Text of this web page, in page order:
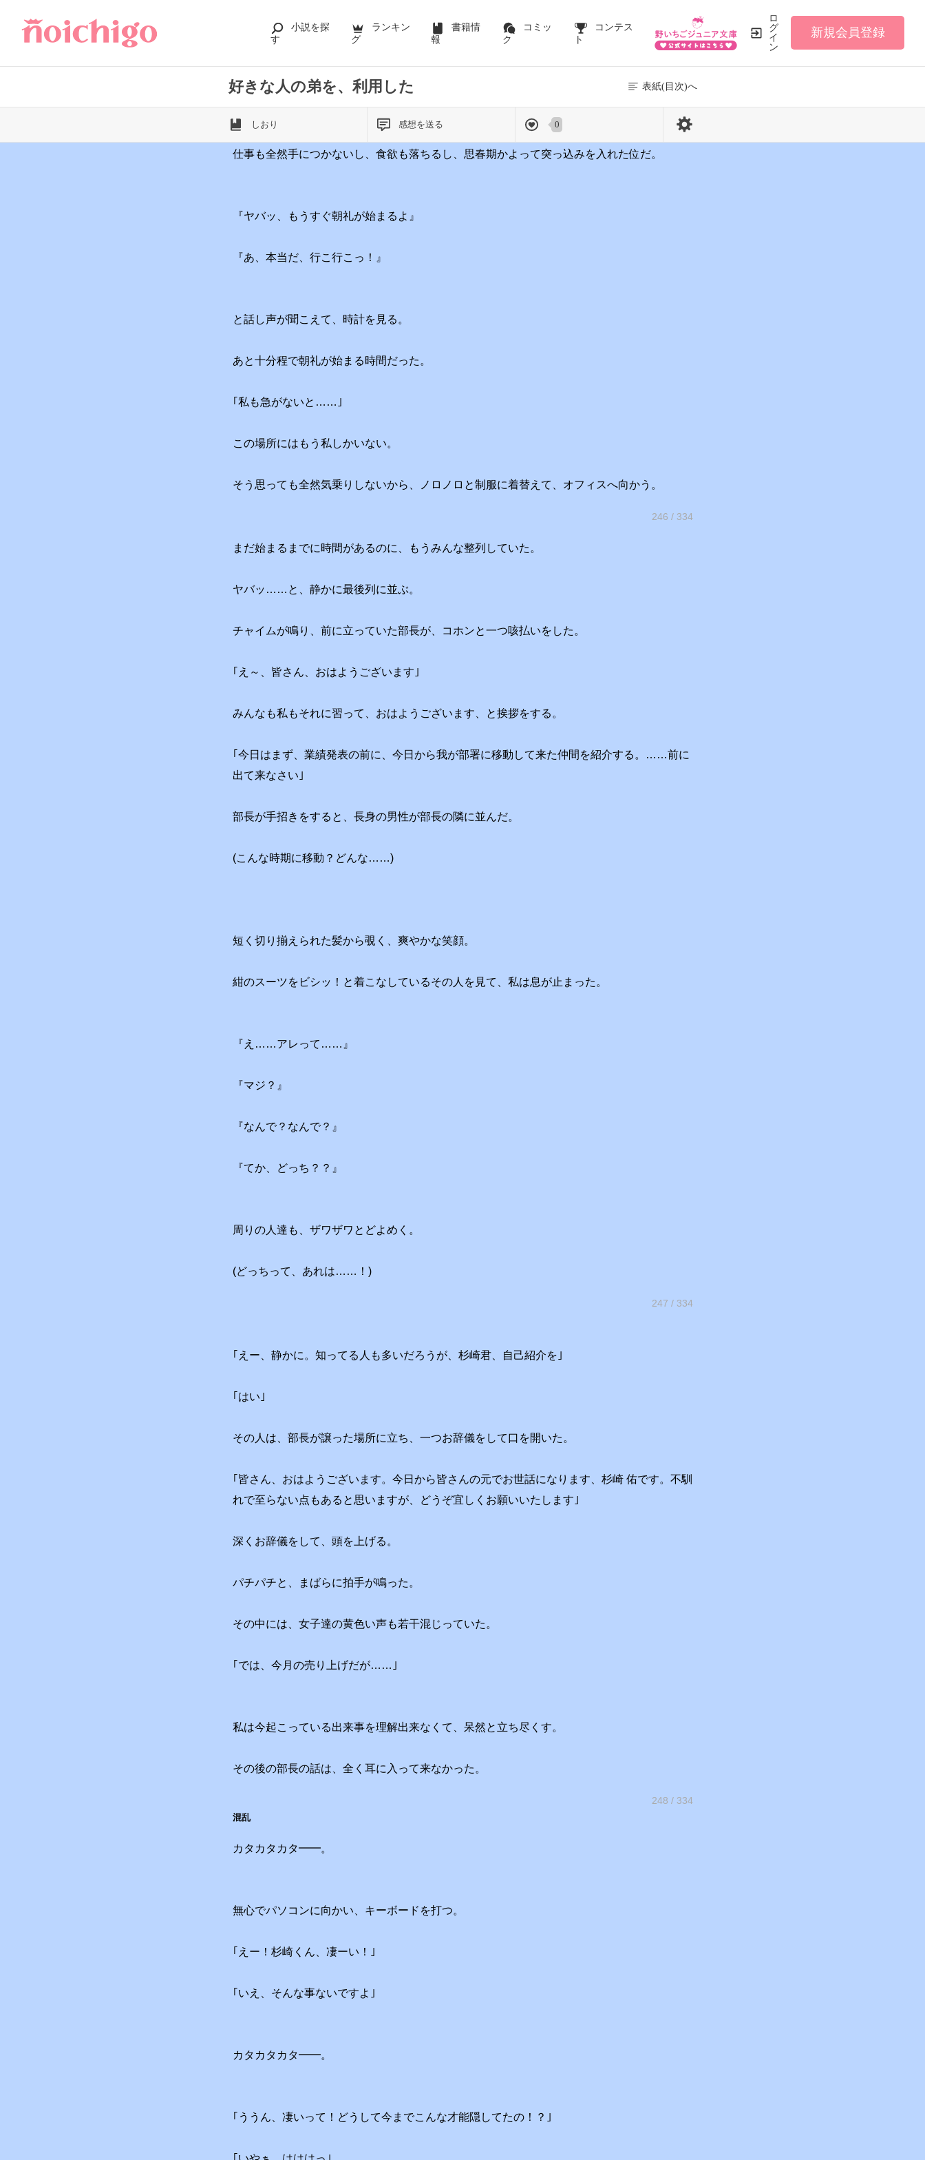
小説を探
す
ランキン
グ
書籍情
報
コミッ
ク
コンテス
ト
ロ
グ
イ
ン
新規会員登録
好きな人の弟を、利用した 表紙(目次)へ
しおり 感想を送る 0 245 / 334
仕事も全然手につかないし、食欲も落ちるし、思春期かよって突っ込みを入れた位だ。
『ヤバッ、もうすぐ朝礼が始まるよ』
『あ、本当だ、行こ行こっ！』
と話し声が聞こえて、時計を見る。
あと十分程で朝礼が始まる時間だった。
｢私も急がないと……｣
この場所にはもう私しかいない。
そう思っても全然気乗りしないから、ノロノロと制服に着替えて、オフィスへ向かう。
246 / 334
まだ始まるまでに時間があるのに、もうみんな整列していた。
ヤバッ……と、静かに最後列に並ぶ。
チャイムが鳴り、前に立っていた部長が、コホンと一つ咳払いをした。
｢え～、皆さん、おはようございます｣
みんなも私もそれに習って、おはようございます、と挨拶をする。
｢今日はまず、業績発表の前に、今日から我が部署に移動して来た仲間を紹介する。……前に
出て来なさい｣
部長が手招きをすると、長身の男性が部長の隣に並んだ。
(こんな時期に移動？どんな……)
短く切り揃えられた髪から覗く、爽やかな笑顔。
紺のスーツをビシッ！と着こなしているその人を見て、私は息が止まった。
『え……アレって……』
『マジ？』
『なんで？なんで？』
『てか、どっち？？』
周りの人達も、ザワザワとどよめく。
(どっちって、あれは……！)
247 / 334
｢えー、静かに。知ってる人も多いだろうが、杉崎君、自己紹介を｣
｢はい｣
その人は、部長が譲った場所に立ち、一つお辞儀をして口を開いた。
｢皆さん、おはようございます。今日から皆さんの元でお世話になります、杉崎 佑です。不馴
れで至らない点もあると思いますが、どうぞ宜しくお願いいたします｣
深くお辞儀をして、頭を上げる。
パチパチと、まばらに拍手が鳴った。
その中には、女子達の黄色い声も若干混じっていた。
｢では、今月の売り上げだが……｣
私は今起こっている出来事を理解出来なくて、呆然と立ち尽くす。
その後の部長の話は、全く耳に入って来なかった。
248 / 334
混乱
カタカタカタ━━。
無心でパソコンに向かい、キーボードを打つ。
｢えー！杉崎くん、凄ーい！｣
｢いえ、そんな事ないですよ｣
カタカタカタ━━。
｢ううん、凄いって！どうして今までこんな才能隠してたの！？｣